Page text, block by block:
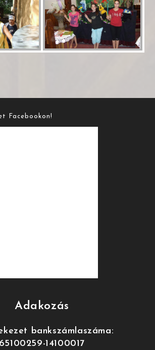
Facebookon!
Adakozás
bankszámlaszáma:
65100259-14100017